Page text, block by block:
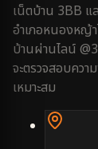
เน็ตบ้าน 3BB แ
อำเภอหนองหญ้า
บ้านผ่านไลน์
จะตรวจสอบคว
เหมาะสม